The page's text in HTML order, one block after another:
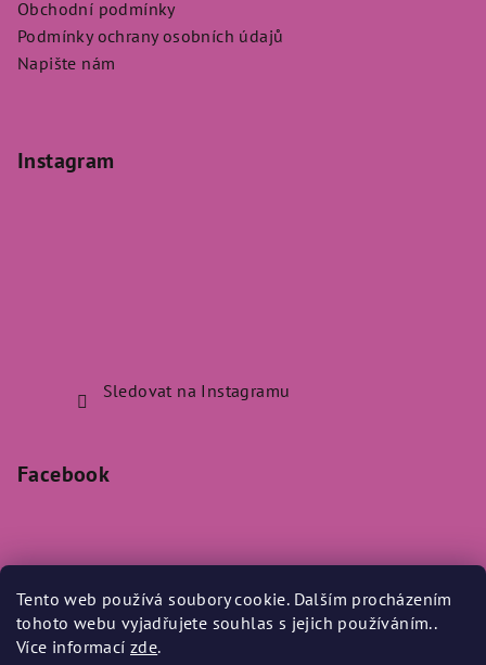
Tento web používá soubory cookie. Dalším procházením
tohoto webu vyjadřujete souhlas s jejich používáním..
Více informacízde.
Obchodní podmínky
Podmínky ochrany osobních údajů
Napište nám
Instagram
Sledovat na Instagramu
Facebook
Přijímáme online platby